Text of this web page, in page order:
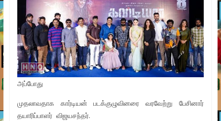
அப்போது
முதலாவதாக கார்டியன் படக்குழுவினரை வரவேற்று பேசினார்
தயாரிப்பாளர் விஜயசந்தர்.